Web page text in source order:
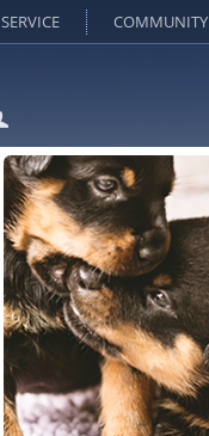
SERVICE COMMUNITY